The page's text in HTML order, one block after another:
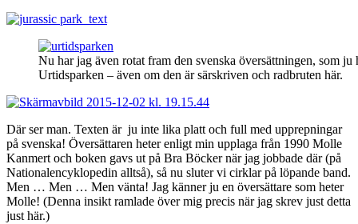
Nu har jag även rotat fram den svenska översättningen, som ju
Urtidsparken – även om den är särskriven och radbruten här.
Där ser man. Texten är ju inte lika platt och full med upprepningar
på svenska! Översättaren heter enligt min upplaga från 1990 Molle
Kanmert och boken gavs ut på Bra Böcker när jag jobbade där (på
Nationalencyklopedin alltså), så nu sluter vi cirklar på löpande band.
Men … Men … Men vänta! Jag känner ju en översättare som heter
Molle! (Denna insikt ramlade över mig precis när jag skrev just detta
just här.)